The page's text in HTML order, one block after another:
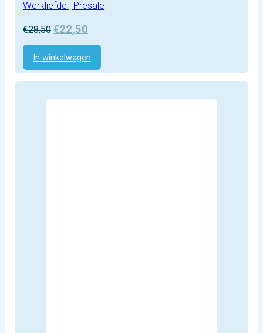
Werkliefde | Presale
€28,50 Oorspronkelijke
was:
€28,50.
€22,50
is:
€22,50.
In winkelwagen